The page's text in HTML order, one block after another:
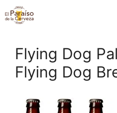
Saltar
al
Flying Dog
Flying Dog